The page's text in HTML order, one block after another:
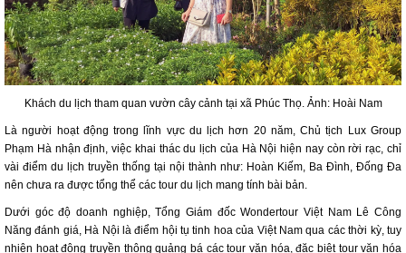
Khách du lịch tham quan vườn cây cảnh tại xã Phúc Thọ. Ảnh: Hoài Nam
Là người hoạt động trong lĩnh vực du lịch hơn 20 năm, Chủ tịch Lux Group
Phạm Hà nhận định, việc khai thác du lịch của Hà Nội hiện nay còn rời rạc, chỉ
vài điểm du lịch truyền thống tại nội thành như: Hoàn Kiếm, Ba Đình, Đống Đa
nên chưa ra được tổng thể các tour du lịch mang tính bài bản.
Dưới góc độ doanh nghiệp, Tổng Giám đốc Wondertour Việt Nam Lê Công
Năng đánh giá, Hà Nội là điểm hội tụ tinh hoa của Việt Nam qua các thời kỳ, tuy
nhiên hoạt động truyền thông quảng bá các tour văn hóa, đặc biệt tour văn hóa